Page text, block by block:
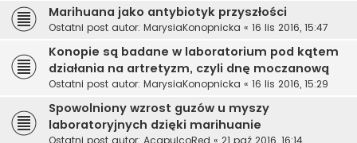
Marihuana jako antybiotyk przyszłości
Ostatni post autor: MarysiaKonopnicka « 16 lis 2016, 15:47
Konopie są badane w laboratorium pod kątem
działania na artretyzm, czyli dnę moczanową
Ostatni post autor: MarysiaKonopnicka « 16 lis 2016, 15:29
Spowolniony wzrost guzów u myszy
laboratoryjnych dzięki marihuanie
Ostatni post autor: AcapulcoRed « 21 paź 2016, 16:14